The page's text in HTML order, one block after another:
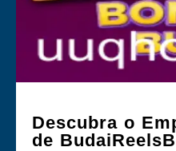
Descubra o
de